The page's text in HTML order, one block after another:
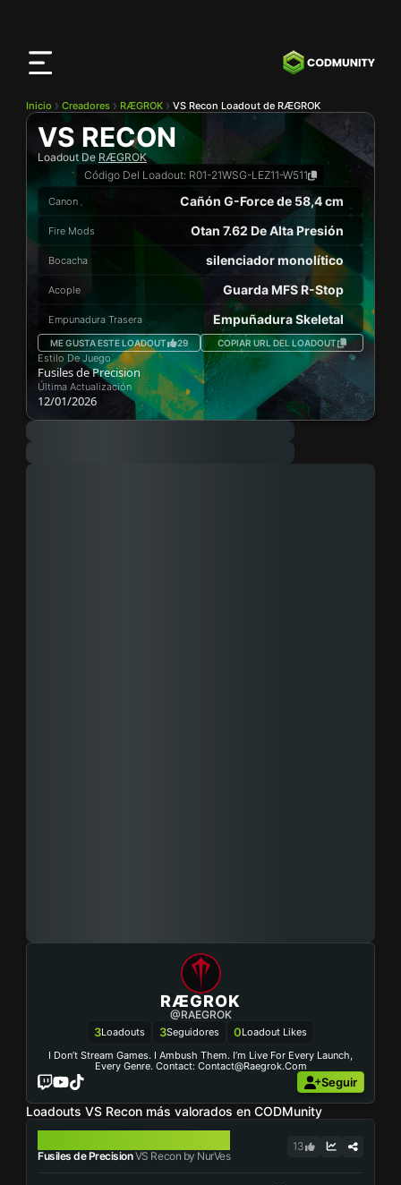
Inicio Creadores RÆGROK VS Recon Loadout de RÆGROK
VS RECON
Loadout De RÆGROK
Código Del Loadout: R01-21WSG-LEZ11-W511
Canon Cañón G-Force de 58,4 cm
Fire Mods Otan 7.62 De Alta Presión
Bocacha silenciador monolítico
Acople Guarda MFS R-Stop
Empunadura Trasera Empuñadura Skeletal
ME GUSTA ESTE LOADOUT 29 COPIAR URL DEL LOADOUT
Estilo De Juego
Fusiles de Precision
Última Actualización
12/01/2026
RÆGROK
@RAEGROK
3Loadouts 3Seguidores 0Loadout Likes
I Don’t Stream Games. I Ambush Them. I’m Live For Every Launch,
Every Genre. Contact: Contact@raegrok.com
Seguir
Loadouts VS Recon más valorados en CODMunity
Fusiles de PrecisionVS Recon by NurVes
13